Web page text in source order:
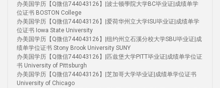
办美国学历【Q微信744043126】|波士顿學院大学BC毕业证|成绩单学
位证书 BOSTON College
办美国学历【Q微信744043126】|爱荷华州立大学ISU毕业证|成绩单学
位证书 Iowa State University
办美国学历【Q微信744043126】|纽约州立石溪分校大学SBU毕业证|成
绩单学位证书 Stony Brook University SUNY
办美国学历【Q微信744043126】|匹兹堡大学PITT毕业证|成绩单学位证
书 University of Pittsburgh
办美国学历【Q微信744043126】|芝加哥大学毕业证|成绩单学位证书
University of Chicago